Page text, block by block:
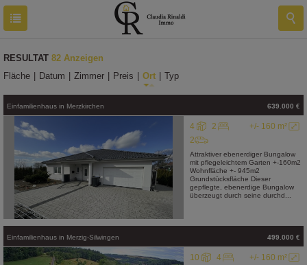
RESULTAT 82 Anzeigen
Fläche
Datum Zimmer Preis Ort Typ
Einfamilienhaus in Merzkirchen 639.000 €
+/- 160 m²
4
2
2
Attraktiver ebenerdiger Bungalow
mit pflegeleichtem Garten +-160m2
Wohnfläche +- 945m2
Grundstücksfläche Dieser
gepflegte, ebenerdige Bungalow
überzeugt durch seine durchd...
Einfamilienhaus in Merzig-Silwingen 499.000 €
+/- 160 m²
10
4